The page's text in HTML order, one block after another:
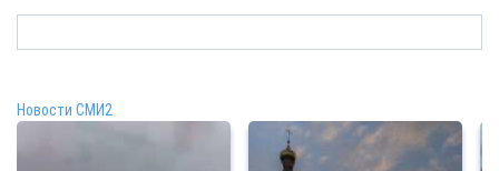
Новости СМИ2